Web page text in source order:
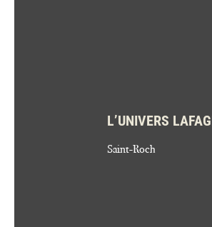
L’UNIVERS
Saint-Roch